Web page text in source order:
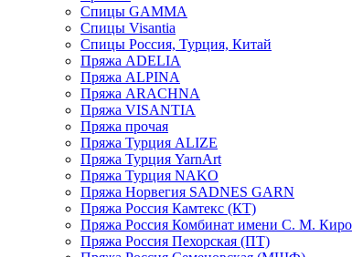
Спицы GAMMA
Спицы Visantia
Спицы Россия, Турция, Китай
Пряжа ADELIA
Пряжа ALPINA
Пряжа ARACHNA
Пряжа VISANTIA
Пряжа прочая
Пряжа Турция ALIZE
Пряжа Турция YarnArt
Пряжа Турция NAKO
Пряжа Норвегия SADNES GARN
Пряжа Россия Камтекс (КТ)
Пряжа Россия Комбинат имени С. М.
Пряжа Россия Пехорская (ПТ)